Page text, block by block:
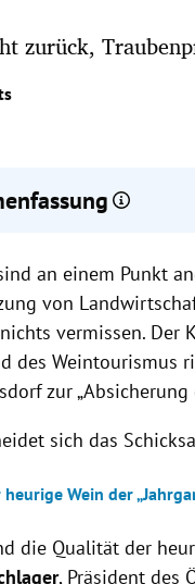
zurück,
fordern
Ernte bleibt
an einem Punkt
von
vermissen. Der
des Weintourismus
zur
sich das
Wein der
die Qualität der
, Präsident des